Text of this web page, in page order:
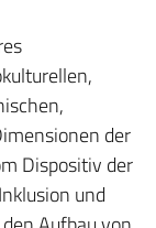
der
Dispositiv der
und